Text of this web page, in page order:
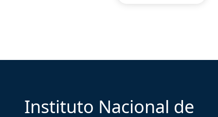
Instituto Nacional de